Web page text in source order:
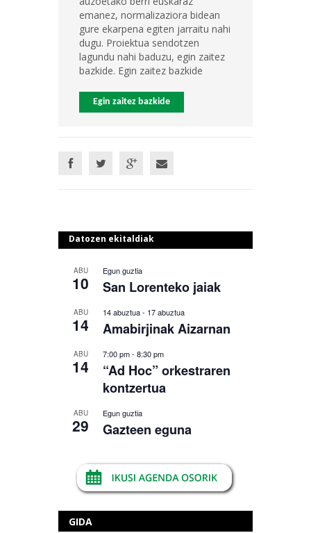
emanez, normalizaziora bidean
gure ekarpena egiten jarraitu nahi
dugu. Proiektua sendotzen
lagundu nahi baduzu, egin zaitez
bazkide. Egin zaitez bazkide
Egin zaitez bazkide
Datozen ekitaldiak
ABU
10
Egun guztia
San Lorenteko jaiak
ABU
14
14 abuztua- 17 abuztua
Amabirjinak Aizarnan
ABU
14
7:00 pm- 8:30 pm
“Ad Hoc” orkestraren
kontzertua
ABU
29
Egun guztia
Gazteen eguna
GIDA